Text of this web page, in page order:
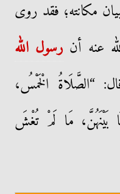
مكانته؛ فقد روى
عنه أن رسول الله
“الصَّلَاةُ الْخَمْسُ،
بَيْنَهُنَّ، مَا لَمْ تُغْشَ